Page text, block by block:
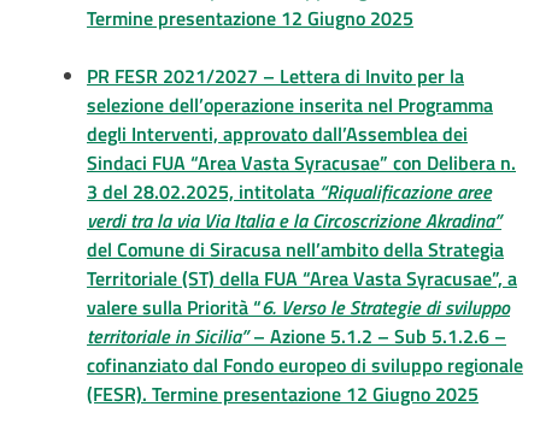
Termine presentazione 12 Giugno 2025
PR FESR 2021/2027 – Lettera di Invito per la
selezione dell’operazione inserita nel Programma
degli Interventi, approvato dall’Assemblea dei
Sindaci FUA “Area Vasta Syracusae” con Delibera n.
3 del 28.02.2025, intitolata “Riqualificazione aree
verdi tra la via Via Italia e la Circoscrizione Akradina”
del Comune di Siracusa nell’ambito della Strategia
Territoriale (ST) della FUA “Area Vasta Syracusae”, a
valere sulla Priorità “6. Verso le Strategie di sviluppo
territoriale in Sicilia”– Azione 5.1.2 – Sub 5.1.2.6 –
cofinanziato dal Fondo europeo di sviluppo regionale
(FESR). Termine presentazione 12 Giugno 2025